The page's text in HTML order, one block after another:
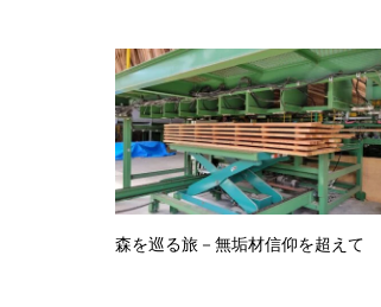
森を巡る旅－無垢材信仰を超えて